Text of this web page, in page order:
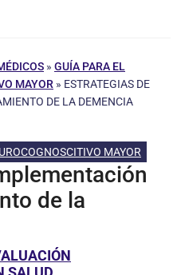
» GUÍA PARA EL
MAYOR » ESTRATEGIAS DE
DE LA DEMENCIA
MAYOR
de la